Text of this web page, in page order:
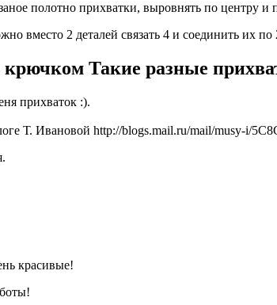
полотно прихватки, выровнять по центру и
вместо 2 деталей связать 4 и соединить их
крючком Такие разные
прихваток :).
Т. Ивановой http://blogs.mail.ru/mail/musy-i/
красивые!